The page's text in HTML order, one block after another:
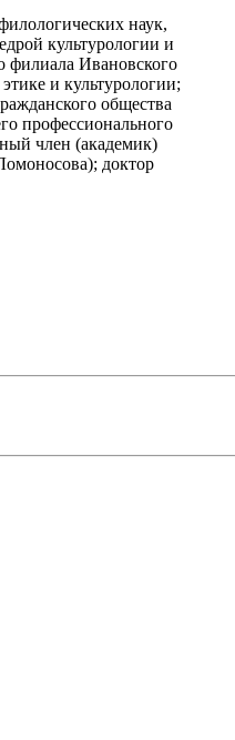
наук,
культурологии и
филиала Ивановского
и культурологии;
общества
профессионального
член (академик)
доктор